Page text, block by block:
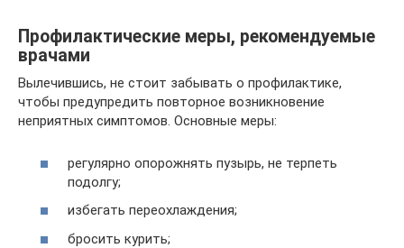
Профилактические меры, рекомендуемые
врачами
Вылечившись, не стоит забывать о профилактике,
чтобы предупредить повторное возникновение
неприятных симптомов. Основные меры:
регулярно опорожнять пузырь, не терпеть
подолгу;
избегать переохлаждения;
бросить курить;